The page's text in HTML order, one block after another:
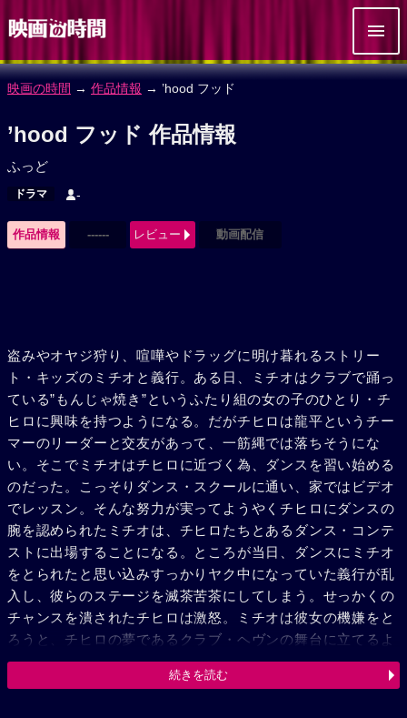
映画の時間 → 作品情報 → ’hood フッド
’hood フッド 作品情報
ふっど
ドラマ -
作品情報 ------ レビュー 動画配信
盗みやオヤジ狩り、喧嘩やドラッグに明け暮れるストリー
ト・キッズのミチオと義行。ある日、ミチオはクラブで踊っ
ている”もんじゃ焼き”というふたり組の女の子のひとり・チ
ヒロに興味を持つようになる。だがチヒロは龍平というチー
マーのリーダーと交友があって、一筋縄では落ちそうにな
い。そこでミチオはチヒロに近づく為、ダンスを習い始める
のだった。こっそりダンス・スクールに通い、家ではビデオ
でレッスン。そんな努力が実ってようやくチヒロにダンスの
腕を認められたミチオは、チヒロたちとあるダンス・コンテ
ストに出場することになる。ところが当日、ダンスにミチオ
をとられたと思い込みすっかりヤク中になっていた義行が乱
入し、彼らのステージを滅茶苦茶にしてしまう。せっかくの
チャンスを潰されたチヒロは激怒。ミチオは彼女の機嫌をと
ろうと、チヒロの夢であるクラブ・ヘヴンの舞台に立てるよ
うに取りはからう。ところが、ひょんなことから彼らのダン
スがプロデューサー・尾崎の目にとまり、プロとして契約す
続きを読む